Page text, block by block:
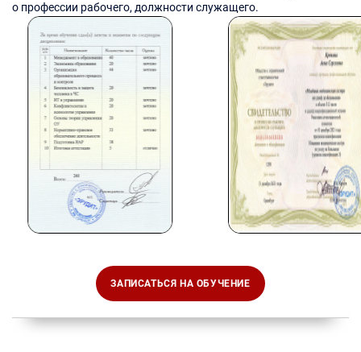
о профессии рабочего, должности служащего.
ЗАПИСАТЬСЯ НА ОБУЧЕНИЕ